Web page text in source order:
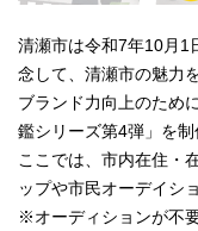
清瀬市は令和7年10月1
念して、清瀬市の魅力
ブランド力向上のため
鑑シリーズ第4弾」を制
ここでは、市内在住・
ップや市民オーデイシ
※オーディションが不